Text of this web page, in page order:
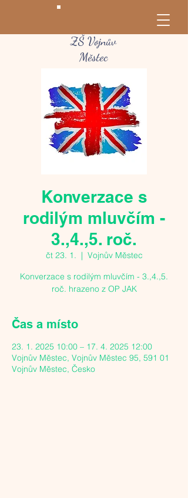
ZŠ Vojnův
Městec
Konverzace s
rodilým mluvčím -
3.,4.,5. roč.
čt 23. 1.
  |
Vojnův Městec
Konverzace s rodilým mluvčím - 3.,4.,5.
roč. hrazeno z OP JAK
Čas a místo
23. 1. 2025 10:00 – 17. 4. 2025 12:00
Vojnův Městec, Vojnův Městec 95, 591 01
Vojnův Městec, Česko